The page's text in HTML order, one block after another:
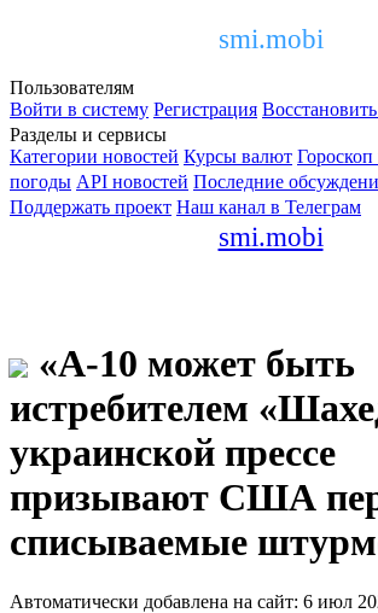
smi.mobi
Пользователям
Войти в систему Регистрация
Разделы и сервисы
Категории новостей Курсы валют
погоды API новостей Последние
Поддержать проект Наш канал в Телеграм
smi.mobi
«А-10 может быть
истребителем
украинской прессе
призывают США
списываемые
Автоматически добавлена на сайт: 6 июл